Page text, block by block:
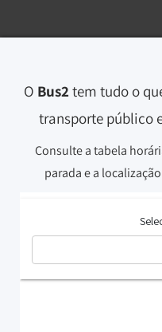
O Bus2 tem tudo o
transporte público
Consulte a tabela
parada e a